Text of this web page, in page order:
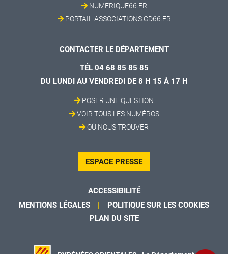
NUMERIQUE66.FR
PORTAIL-ASSOCIATIONS.CD66.FR
CONTACTER LE DÉPARTEMENT
TÉL 04 68 85 85 85
DU LUNDI AU VENDREDI DE 8 H 15 À 17 H
POSER UNE QUESTION
VOIR TOUS LES NUMÉROS
OÙ NOUS TROUVER
ESPACE PRESSE
ACCESSIBILITÉ
MENTIONS LÉGALES
POLITIQUE SUR LES COOKIES
PLAN DU SITE